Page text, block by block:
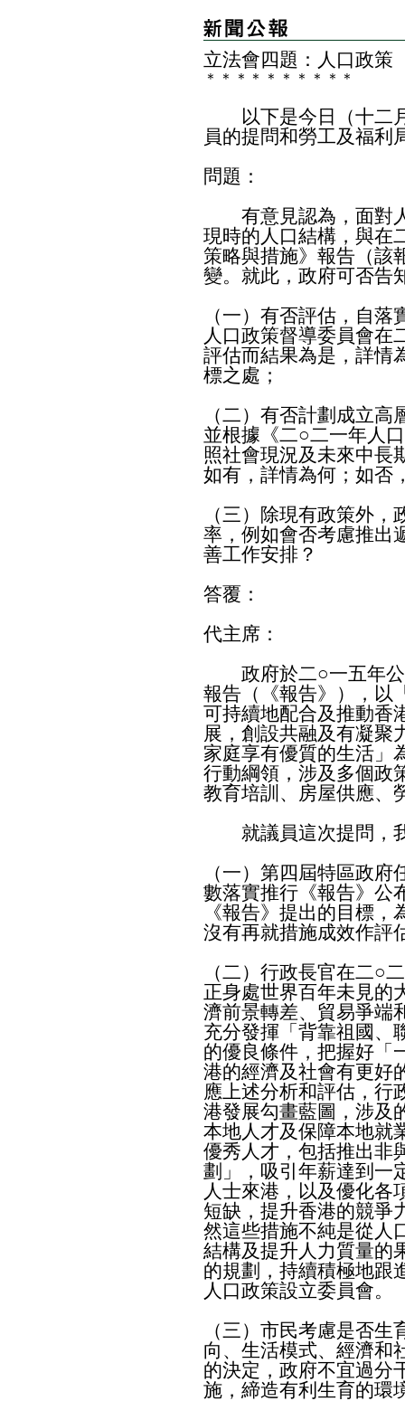
立法會四題：人口政策
＊ ＊ ＊ ＊ ＊ ＊ ＊ ＊ ＊ ＊
以下是今日（十二月
員的提問和勞工及福利
問題：
有意見認為，面對人
現時的人口結構，與
策略與措施》報告（該
變。就此，政府可否告
（一）有否評估，自
人口政策督導委員會在
評估而結果為是，詳情
標之處；
（二）有否計劃成立
並根據《二○二一年人
照社會現況及未來中長
如有，詳情為何；如否
（三）除現有政策外
率，例如會否考慮推出
善工作安排？
答覆：
代主席：
政府於二○一五年公
報告（《報告》），以
可持續地配合及推動香
展，創設共融及有凝聚
家庭享有優質的生活」
行動綱領，涉及多個政
教育培訓、房屋供應、
就議員這次提問，我
（一）第四屆特區政
數落實推行《報告》公
《報告》提出的目標
沒有再就措施成效作評
（二）行政長官在二○
正身處世界百年未見的
濟前景轉差、貿易爭端
充分發揮「背靠祖國、
的優良條件，把握好「
港的經濟及社會有更好
應上述分析和評估，行
港發展勾畫藍圖，涉及
本地人才及保障本地就
優秀人才，包括推出非
劃」，吸引年薪達到一
人士來港，以及優化各
短缺，提升香港的競爭
然這些措施不純是從人
結構及提升人力質量的
的規劃，持續積極地跟
人口政策設立委員會。
（三）市民考慮是否
向、生活模式、經濟和
的決定，政府不宜過分
施，締造有利生育的環